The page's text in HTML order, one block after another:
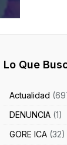
Lo Que
Actualidad
DENUNCIA (1)
GORE ICA (32)